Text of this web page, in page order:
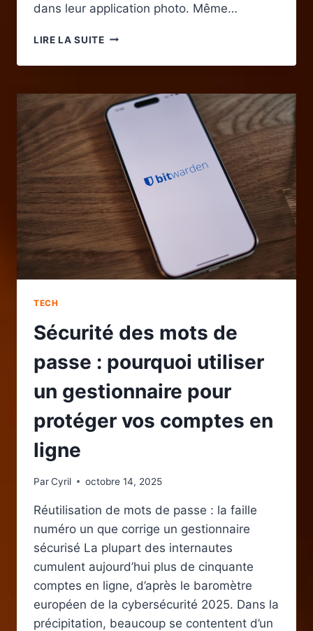
dans leur application photo. Même…
LIRE LA SUITEMAÎTRISER
RÉGLAGES
SUR
SMARTPHONE
POUR
DES
PHOTOS
PROFESSIONNELLES
TECH
Sécurité des mots de
passe : pourquoi utiliser
un gestionnaire pour
protéger vos comptes en
ligne
ParCyril octobre 14, 2025
Réutilisation de mots de passe : la faille
numéro un que corrige un gestionnaire
sécurisé La plupart des internautes
cumulent aujourd’hui plus de cinquante
comptes en ligne, d’après le baromètre
européen de la cybersécurité 2025. Dans la
précipitation, beaucoup se contentent d’un